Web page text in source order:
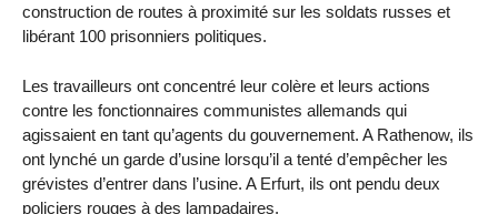
construction de routes à proximité sur les soldats russes et
libérant 100 prisonniers politiques.
Les travailleurs ont concentré leur colère et leurs actions
contre les fonctionnaires communistes allemands qui
agissaient en tant qu’agents du gouvernement. A Rathenow, ils
ont lynché un garde d’usine lorsqu’il a tenté d’empêcher les
grévistes d’entrer dans l’usine. A Erfurt, ils ont pendu deux
policiers rouges à des lampadaires.